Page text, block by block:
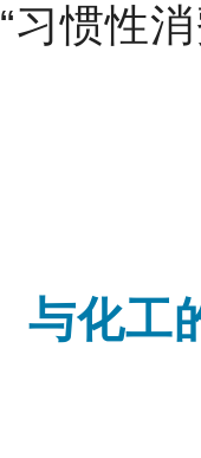
“习惯性
与化工